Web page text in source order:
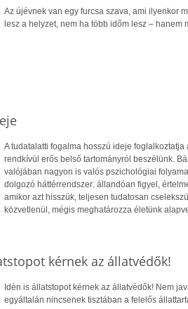
Az újévnek van egy furcsa szava, ami ilyenkor
lesz a helyzet, nem ha több időm lesz – hanem
A tudatalatti fogalma hosszú ideje
rendkívül erős belső tartományról beszélünk.
valójában nagyon is valós pszichológiai
dolgozó háttérrendszer: állandóan figyel,
amikor azt hisszük, teljesen tudatosan
közvetlenül, mégis meghatározza életünk
kérnek az állatvédők!
Idén is állatstopot kérnek az állatvédők! Nem
egyáltalán nincsenek tisztában a felelős